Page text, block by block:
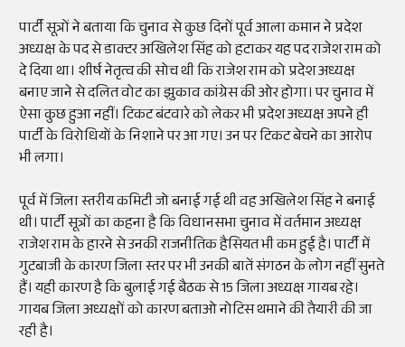
पार्टी सूत्रों ने बताया कि चुनाव से कुछ दिनों पूर्व आला कमान ने प्रदेश
अध्यक्ष के पद से डाक्टर अखिलेश सिंह को हटाकर यह पद राजेश राम को
दे दिया था। शीर्ष नेतृत्व की सोच थी कि राजेश राम को प्रदेश अध्यक्ष
बनाए जाने से दलित वोट का झुकाव कांग्रेस की ओर होगा। पर चुनाव में
ऐसा कुछ हुआ नहीं। टिकट बंटवारे को लेकर भी प्रदेश अध्यक्ष अपने ही
पार्टी के विरोधियों के निशाने पर आ गए। उन पर टिकट बेचने का आरोप
भी लगा।
पूर्व में जिला स्तरीय कमिटी जो बनाई गई थी वह अखिलेश सिंह ने बनाई
थी। पार्टी सूत्रों का कहना है कि विधानसभा चुनाव में वर्तमान अध्यक्ष
राजेश राम के हारने से उनकी राजनीतिक हैसियत भी कम हुई है। पार्टी में
गुटबाजी के कारण जिला स्तर पर भी उनकी बातें संगठन के लोग नहीं सुनते
हैं। यही कारण है कि बुलाई गई बैठक से 15 जिला अध्यक्ष गायब रहे।
गायब जिला अध्यक्षों को कारण बताओ नोटिस थमाने की तैयारी की जा
रही है।